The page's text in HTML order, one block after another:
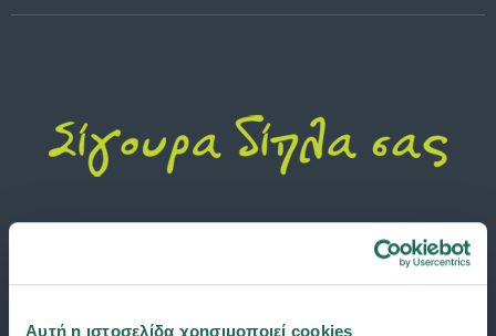
Αυτή η ιστοσελίδα χρησιμοποιεί cookies